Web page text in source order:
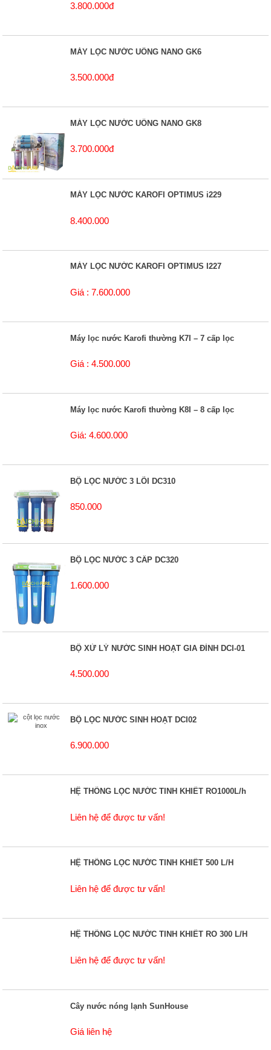
3.800.000đ
MÁY LỌC NƯỚC UỐNG NANO GK6
3.500.000đ
MÁY LỌC NƯỚC UỐNG NANO GK8
3.700.000đ
MÁY LỌC NƯỚC KAROFI OPTIMUS i229
8.400.000
MÁY LỌC NƯỚC KAROFI OPTIMUS I227
Giá : 7.600.000
Máy lọc nước Karofi thường K7I – 7 cấp lọc
Giá : 4.500.000
Máy lọc nước Karofi thường K8I – 8 cấp lọc
Giá: 4.600.000
BỘ LỌC NƯỚC 3 LÕI DC310
850.000
BỘ LỌC NƯỚC 3 CẤP DC320
1.600.000
BỘ XỬ LÝ NƯỚC SINH HOẠT GIA ĐÌNH DCI-01
4.500.000
BỘ LỌC NƯỚC SINH HOẠT DCI02
6.900.000
HỆ THỐNG LỌC NƯỚC TINH KHIẾT RO1000L/h
Liên hệ để được tư vấn!
HỆ THỐNG LỌC NƯỚC TINH KHIẾT 500 L/H
Liên hệ để được tư vấn!
HỆ THỐNG LỌC NƯỚC TINH KHIẾT RO 300 L/H
Liên hệ để được tư vấn!
Cây nước nóng lạnh SunHouse
Giá liên hệ